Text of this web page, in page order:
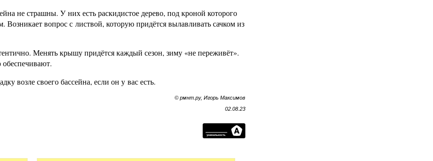
не страшны. У них есть раскидистое дерево, под кроной которого
вопрос с листвой, которую придётся вылавливать сачком из
Менять крышу придётся каждый сезон, зиму «не переживёт».
возле своего бассейна, если он у вас есть.
© рмнт.ру, Игорь Максимов
02.08.23